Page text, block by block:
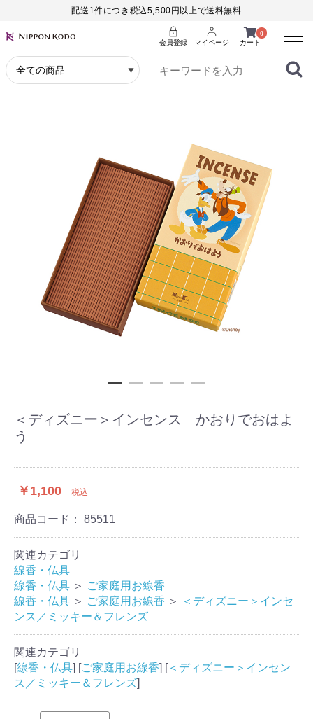
配送1件につき税込5,500円以上で送料無料
0
カート
会員登録 マイページ
Menu
＜ディズニー＞インセンス かおりでおはよ
う
￥1,100 税込
商品コード： 85511
関連カテゴリ
線香・仏具
線香・仏具 ＞ ご家庭用お線香
線香・仏具 ＞ ご家庭用お線香 ＞
＜ディズニー＞インセ
ンス／ミッキー＆フレンズ
関連カテゴリ
[線香・仏具] [ご家庭用お線香] [＜ディズニー＞インセン
ス／ミッキー＆フレンズ]